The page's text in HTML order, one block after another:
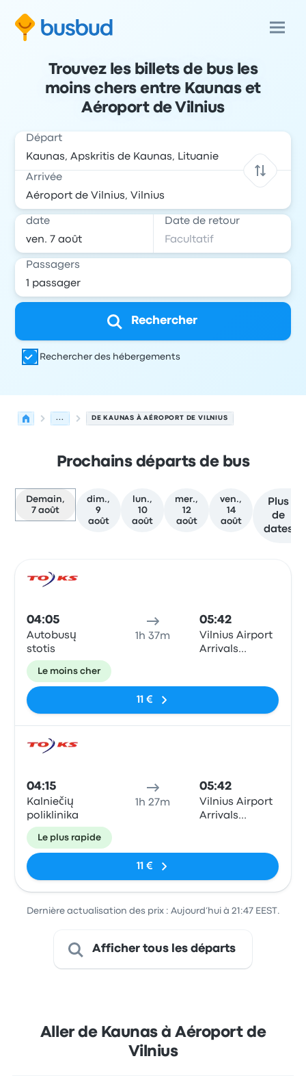
Trouvez les billets de bus les
moins chers entre Kaunas et
Aéroport de Vilnius
Départ
Arrivée
date Date de retour
Passagers
Rechercher
Rechercher des hébergements
... DE KAUNAS À AÉROPORT DE VILNIUS
Prochains départs de bus
Demain,
7 août
dim.,
9
août
lun.,
10
août
mer.,
12
août
ven.,
14
août
Plus
de
dates
04:05
Autobusų
stotis
1h 37m
05:42
Vilnius Airport
Arrivals
Le moins cher
11 €
04:15
Kalniečių
poliklinika
1h 27m
05:42
Vilnius Airport
Arrivals
Le plus rapide
11 €
Dernière actualisation des prix : Aujourd’hui à 21:47 EEST.
Afficher tous les départs
Aller de Kaunas à Aéroport de
Vilnius